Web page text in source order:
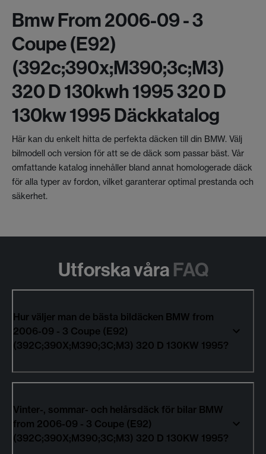
Bmw From 2006-09 - 3
Coupe (e92)
(392c;390x;m390;3c;m3)
320 D 130kwh 1995 320 D
130kw 1995 Däckkatalog
Här kan du enkelt hitta de perfekta däcken till din BMW. Välj
bilmodell och version för att se de däck som passar bäst. Vår
omfattande katalog innehåller bland annat homologerade däck
för alla typer av fordon, vilket garanterar optimal prestanda och
säkerhet.
Utforska våra FAQ
Hur väljer man de bästa bildäcken BMW from
2006-09 - 3 Coupe (E92)
(392C;390X;M390;3C;M3) 320 D 130KW 1995?
Vinter-, sommar- och helårsdäck för bilar BMW
from 2006-09 - 3 Coupe (E92)
(392C;390X;M390;3C;M3) 320 D 130KW 1995?